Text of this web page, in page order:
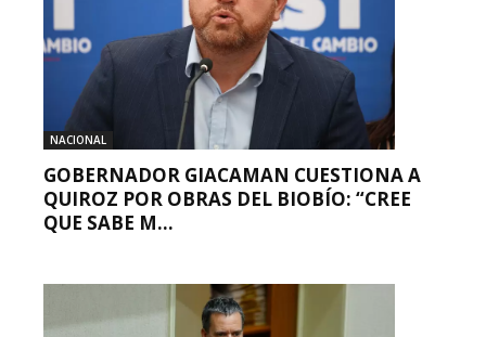
NACIONAL
GOBERNADOR GIACAMAN CUESTIONA A
QUIROZ POR OBRAS DEL BIOBÍO: “CREE
QUE SABE M...